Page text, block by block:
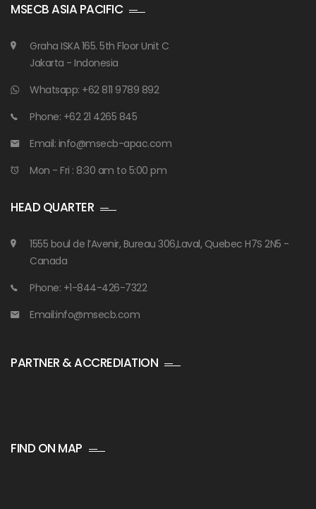
MSECB ASIA PACIFIC
Graha ISKA 165. 5th Floor Unit C
Jakarta - Indonesia
Whatsapp: +62 811 9789 892
Phone: +62 21 4265 845
Email: info@msecb-apac.com
Mon - Fri : 8:30 am to 5:00 pm
HEAD QUARTER
1555 boul de l’Avenir, Bureau 306,Laval, Quebec H7S 2N5 -
Canada
Phone: +1-844-426-7322
Email:info@msecb.com
PARTNER & ACCREDIATION
FIND ON MAP